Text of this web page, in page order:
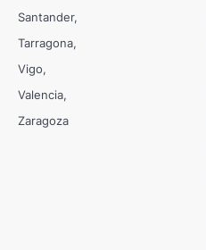
Santander
Tarragona
Vigo
Valencia
Zaragoza